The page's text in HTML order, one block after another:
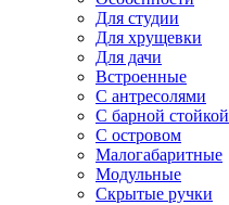
Для студии
Для хрущевки
Для дачи
Встроенные
С антресолями
С барной стойкой
С островом
Малогабаритные
Модульные
Скрытые ручки